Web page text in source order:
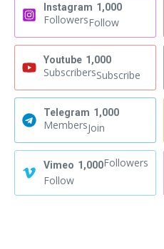
Instagram 1,000
FollowersFollow
Youtube 1,000
SubscribersSubscribe
Telegram 1,000
MembersJoin
Vimeo 1,000Followers
Follow